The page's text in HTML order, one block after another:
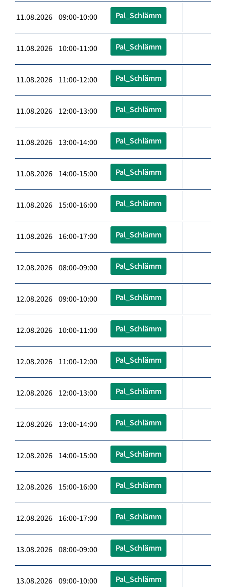
11.08.2026 09:00-10:00 Pal_Schlämm
11.08.2026 10:00-11:00 Pal_Schlämm
11.08.2026 11:00-12:00 Pal_Schlämm
11.08.2026 12:00-13:00 Pal_Schlämm
11.08.2026 13:00-14:00 Pal_Schlämm
11.08.2026 14:00-15:00 Pal_Schlämm
11.08.2026 15:00-16:00 Pal_Schlämm
11.08.2026 16:00-17:00 Pal_Schlämm
12.08.2026 08:00-09:00 Pal_Schlämm
12.08.2026 09:00-10:00 Pal_Schlämm
12.08.2026 10:00-11:00 Pal_Schlämm
12.08.2026 11:00-12:00 Pal_Schlämm
12.08.2026 12:00-13:00 Pal_Schlämm
12.08.2026 13:00-14:00 Pal_Schlämm
12.08.2026 14:00-15:00 Pal_Schlämm
12.08.2026 15:00-16:00 Pal_Schlämm
12.08.2026 16:00-17:00 Pal_Schlämm
13.08.2026 08:00-09:00 Pal_Schlämm
13.08.2026 09:00-10:00 Pal_Schlämm